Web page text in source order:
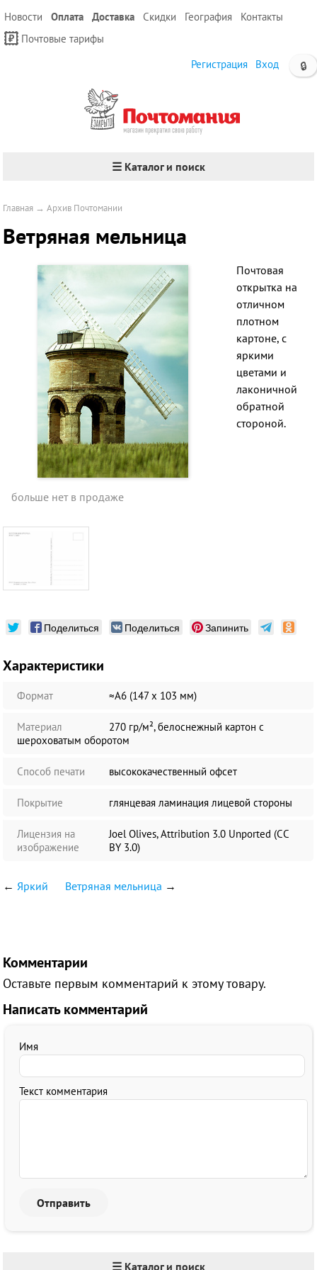
Новости Оплата Доставка Скидки География
Контакты
Почтовые тарифы
🔒
Регистрация Вход
☰ Каталог и поиск
Главная →Архив Почтомании
Ветряная мельница
Почтовая
открытка на
отличном
плотном
картоне, с
яркими
цветами и
лаконичной
обратной
стороной.
больше нет в продаже
Поделиться Поделиться Запинить
Характеристики
Формат ≈А6 (147 х 103 мм)
Материал
270 гр/м², белоснежный картон с
шероховатым оборотом
Способ печати высококачественный офсет
Покрытие глянцевая ламинация лицевой стороны
Лицензия на
изображение
Joel Olives, Attribution 3.0 Unported (CC
BY 3.0)
←Яркий Ветряная мельница →
Комментарии
Оставьте первым комментарий к этому товару.
Написать комментарий
Имя
Текст комментария
☰ Каталог и поиск